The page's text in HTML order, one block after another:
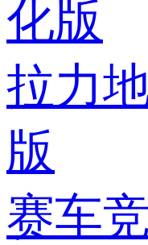
拉力
版
赛车